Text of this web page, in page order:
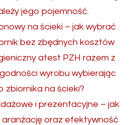
jego pojemność.
na ścieki – jak wybrać
bez zbędnych kosztów
atest PZH razem z
wyrobu wybierając
zbiornika na ścieki?
i prezentacyjne – jak
aranżację oraz efektywność